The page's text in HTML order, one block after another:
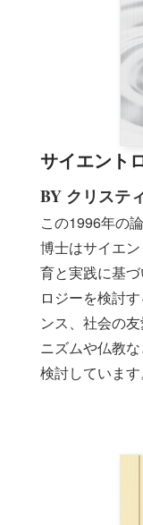
サイエント
BY クリステ
この1996年の
博士はサイエ
育と実践に基
ロジーを検討
ンス、社会の
ニズムや仏教
検討しています